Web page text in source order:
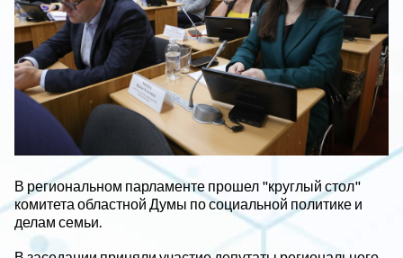
В региональном парламенте прошел "круглый стол"
комитета областной Думы по социальной политике и
делам семьи.